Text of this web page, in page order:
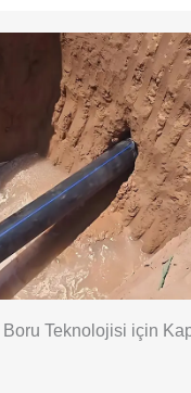
Boru Teknolojisi için